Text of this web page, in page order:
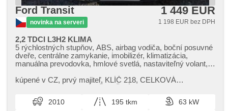
Ford Transit
novinka na serveri
1 449 EUR
1 198 EUR bez DPH
2,2 TDCI L3H2 KLIMA
5 rýchlostných stupňov, ABS, airbag vodiča, boční posuvné
dveře, centrálne zamykanie, imobilizér, klimatizácia,
manuálna prevodovka, hmlové svetlá, nastaviteľný volant,
podvozka (ESP), tempomat, výškovo nastaviteľné sedadlo
kúpené v CZ,​ prvý majiteľ,​ KLÍČ 218,​ CELKOVÁ
VÝDŘEVA NÁKLADOVÉHO PROSTORU,​ TEMPOMAT,​
MLH...
2010 195 tkm
63 kW